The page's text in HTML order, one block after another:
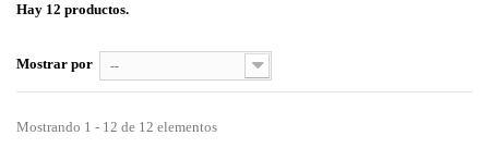
Hay 12 productos.
Mostrar por --
Mostrando 1 - 12 de 12 elementos